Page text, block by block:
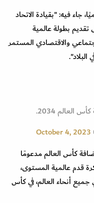
جاء فيه: "بقيادة الاتحاد
لكرة القدم يهدف عرض 2034 إلى تقديم بطولة عالمية
والاقتصادي المستمر
2034.
October 4, 2023
كأس العالم مدعومًا
قدم عالمية المستوى،
أنحاء العالم، في كأس